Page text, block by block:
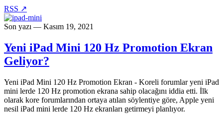
RSS ↗
Son yazı — Kasım 19, 2021
Yeni iPad Mini 120 Hz Promotion Ekran
Geliyor?
Yeni iPad Mini 120 Hz Promotion Ekran - Koreli forumlar yeni iPad
mini lerde 120 Hz promotion ekrana sahip olacağını iddia etti. İlk
olarak kore forumlarından ortaya atılan söylentiye göre, Apple yeni
nesil iPad mini lerde 120 Hz ekranları getirmeyi planlıyor.